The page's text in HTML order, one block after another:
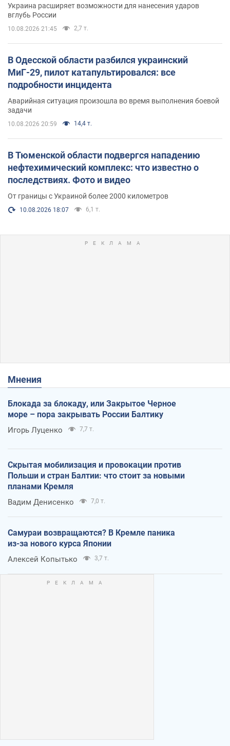
Украина расширяет возможности для нанесения ударов
вглубь России
10.08.2026 21:45 2,7 т.
В Одесской области разбился украинский
МиГ-29, пилот катапультировался: все
подробности инцидента
Аварийная ситуация произошла во время выполнения боевой
задачи
10.08.2026 20:59 14,4 т.
В Тюменской области подвергся нападению
нефтехимический комплекс: что известно о
последствиях. Фото и видео
От границы с Украиной более 2000 километров
10.08.2026 18:07 6,1 т.
Мнения
Блокада за блокаду, или Закрытое Черное
море – пора закрывать России Балтику
Игорь Луценко 7,7 т.
Скрытая мобилизация и провокации против
Польши и стран Балтии: что стоит за новыми
планами Кремля
Вадим Денисенко 7,0 т.
Самураи возвращаются? В Кремле паника
из-за нового курса Японии
Алексей Копытько 3,7 т.